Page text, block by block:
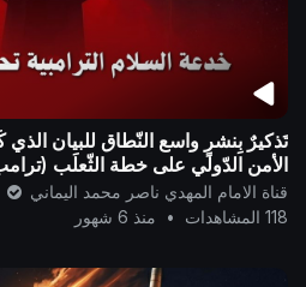
تَذكيرٌ بِنشرٍ واسع النّطاق للبيان
الأمن الدّولي على خطة الثّعلَب
عشرة ساعة
قناة الامام المهدي ناصر محمد اليماني
118 المشاهدات
• منذ 6 شهور